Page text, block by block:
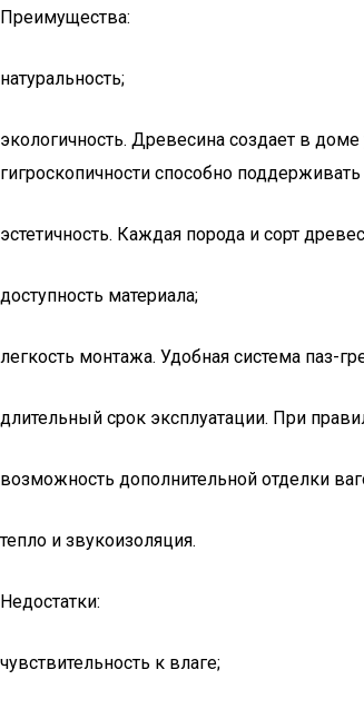
Преимущества:
натуральность;
экологичность. Древесина создает в
гигроскопичности способно
эстетичность. Каждая порода и сорт
доступность материала;
легкость монтажа. Удобная система паз-
длительный срок эксплуатации. При
возможность дополнительной отделки
тепло и звукоизоляция.
Недостатки:
чувствительность к влаге;